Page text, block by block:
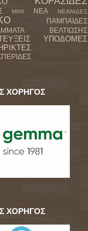
ΜΙΝΙ ΝΕΑ ΝΕΑΝΙΔΕΣ
ΠΑΜΠΑΙΔΕΣ
ΒΕΛΤΙΩΣΗΣ
ΥΠΟΔΟΜΕΣ
ΧΟΡΗΓΟΣ
ΧΟΡΗΓΟΣ